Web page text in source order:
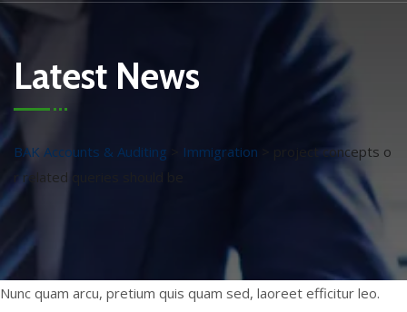
Latest News
BAK Accounts & Auditing Immigration
project concepts o
r related queries should be
Nunc quam arcu, pretium quis quam sed, laoreet efficitur leo.